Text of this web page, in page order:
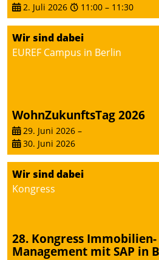
2. Juli 2026 11:00 – 11:30
Wir sind dabei
EUREF Campus in Berlin
WohnZukunftsTag 2026
29. Juni 2026 –
30. Juni 2026
Wir sind dabei
Kongress
28. Kongress
Management mit SAP in